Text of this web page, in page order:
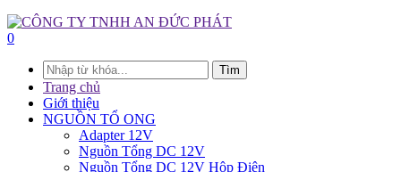
0
Tìm
Trang chủ
Giới thiệu
NGUỒN TỔ ONG
Adapter 12V
Nguồn Tổng DC 12V
Nguồn Tổng DC 12V Hộp Điện